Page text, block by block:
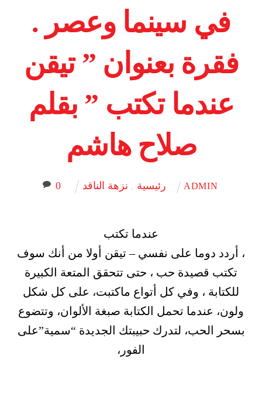
في سينما وعصر .
فقرة بعنوان ” تيقن
عندما تكتب ” بقلم
صلاح هاشم
ADMIN رئيسية , نزهة الناقد 0
عندما تكتب
، أردد دوما على نفسي – تيقن أولا من أنك سوف
تكتب قصيدة حب ، حتى تتحقق المتعة الكبيرة
للكتابة ، وفي كل أتواع ماكتبت، على كل شكل
ولون، عندما تحمل الكتابة صبغة الألوان، وتتضوع
بسحر الحب، لتدرك حبيبتك الجديدة “سمية”على
الفور،